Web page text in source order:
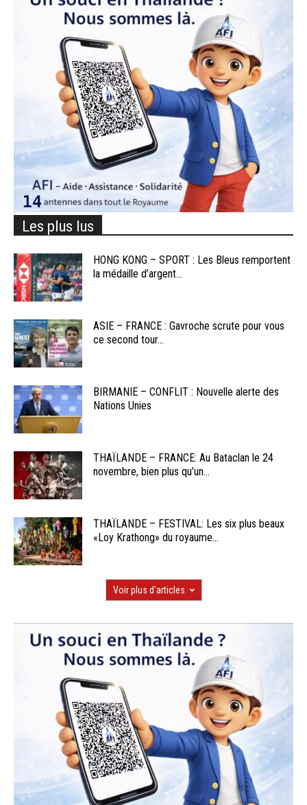
Les plus lus
HONG KONG – SPORT : Les Bleus remportent
la médaille d’argent...
ASIE – FRANCE : Gavroche scrute pour vous
ce second tour...
BIRMANIE – CONFLIT : Nouvelle alerte des
Nations Unies
THAÏLANDE – FRANCE: Au Bataclan le 24
novembre, bien plus qu’un...
THAÏLANDE – FESTIVAL: Les six plus beaux
«Loy Krathong» du royaume...
Voir plus d'articles